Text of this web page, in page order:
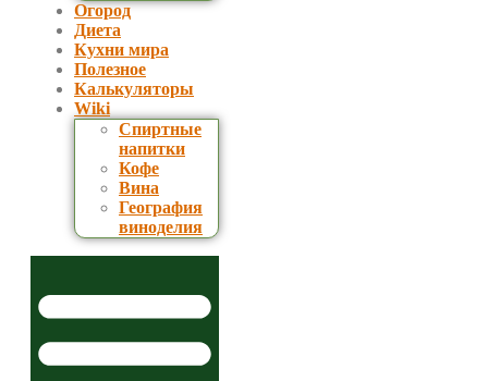
Огород
Диета
Кухни мира
Полезное
Калькуляторы
Wiki
Спиртные
напитки
Кофе
Вина
География
виноделия